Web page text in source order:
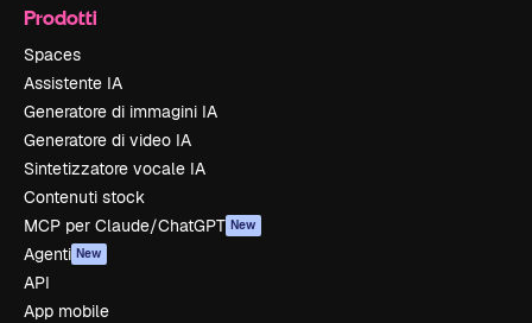
Prodotti
Spaces
Assistente IA
Generatore di immagini IA
Generatore di video IA
Sintetizzatore vocale IA
Contenuti stock
MCP per Claude/ChatGPT New
Agenti New
API
App mobile